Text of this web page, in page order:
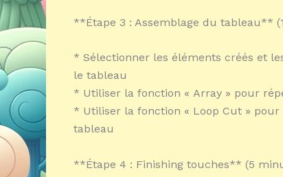
**Étape 3 : Assemblage du tableau**
* Sélectionner les éléments créés et
le tableau
* Utiliser la fonction « Array » pour
* Utiliser la fonction « Loop Cut »
tableau
**Étape 4 : Finishing touches** (5